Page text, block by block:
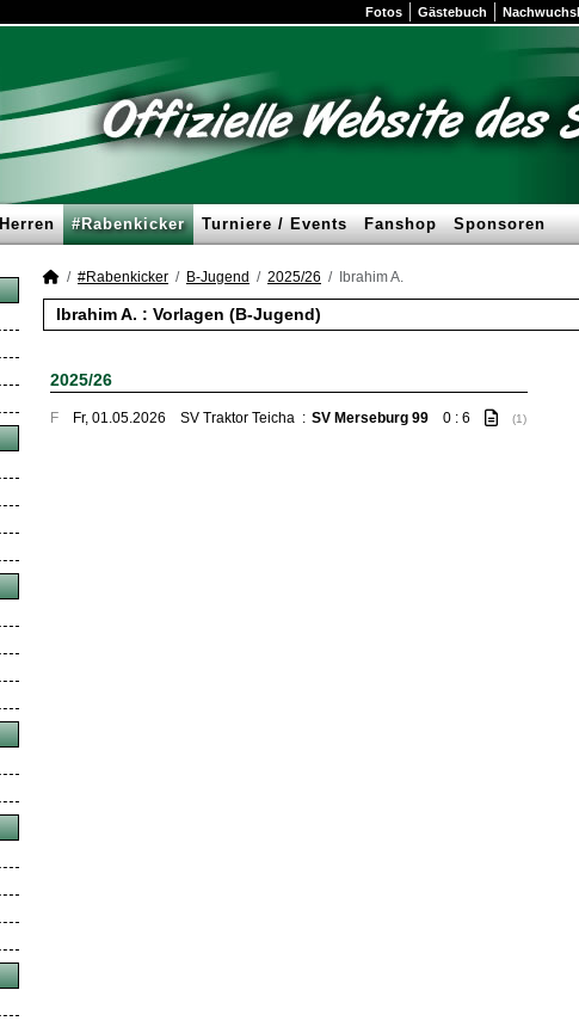
Fotos Gästebuch
Herren #Rabenkicker Turniere / Events Fanshop Sponsoren
#Rabenkicker B-Jugend 2025/26 Ibrahim A.
Ibrahim A. : Vorlagen (B-Jugend)
2025/26
F Fr, 01.05.2026 SV Traktor Teicha : SV Merseburg 99 0 : 6 (1)